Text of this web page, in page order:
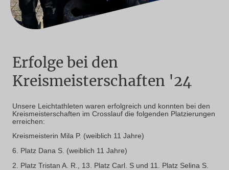
Erfolge bei den
Kreismeisterschaften '24
Unsere Leichtathleten waren erfolgreich und konnten bei den
Kreismeisterschaften im Crosslauf die folgenden Platzierungen
erreichen:
Kreismeisterin Mila P. (weiblich 11 Jahre)
6. Platz Dana S. (weiblich 11 Jahre)
2. Platz Tristan A. R., 13. Platz Carl. S und 11. Platz Selina S.